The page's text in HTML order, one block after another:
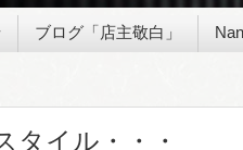
ブログ「店主敬白」
タイル・・・